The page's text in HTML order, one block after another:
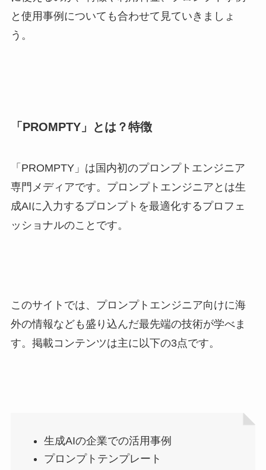
と使用事例についても合わせて見ていきましょ
う。
「PROMPTY」とは？特徴
「PROMPTY」は国内初のプロンプトエンジニア
専門メディアです。プロンプトエンジニアとは生
成AIに入力するプロンプトを最適化するプロフェ
ッショナルのことです。
このサイトでは、プロンプトエンジニア向けに海
外の情報なども盛り込んだ最先端の技術が学べま
す。掲載コンテンツは主に以下の3点です。
生成AIの企業での活用事例
プロンプトテンプレート